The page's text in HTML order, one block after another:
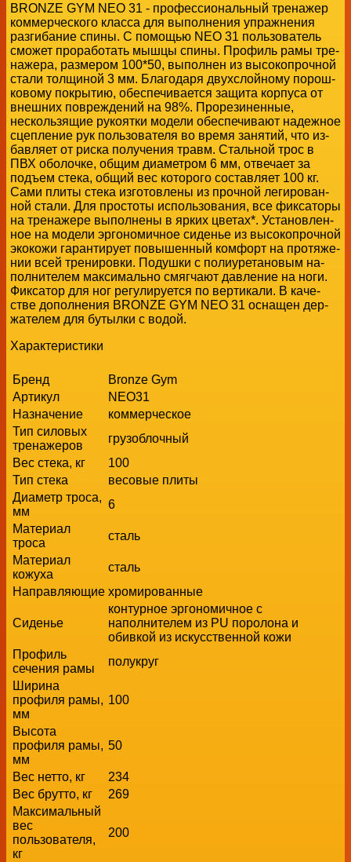
BRONZE GYM NEO 31 - про­фес­си­о­наль­ный тре­на­жер
ком­мер­че­ско­го клас­са для вы­пол­не­ния упраж­не­ния
раз­ги­ба­ние спи­ны. С по­мо­щью NEO 31 поль­зо­ва­тель
смо­жет про­ра­бо­тать мыш­цы спи­ны. Про­филь рамы тре­
на­же­ра, раз­ме­ром 100*50, вы­пол­нен из вы­со­ко­проч­ной
ста­ли тол­щи­ной 3 мм. Бла­го­да­ря двух­слой­но­му по­рош­
ко­во­му по­кры­тию, обес­пе­чи­ва­ет­ся за­щи­та кор­пу­са от
внеш­них по­вре­жде­ний на 98%. Про­ре­зи­нен­ные,
несколь­зя­щие ру­ко­ят­ки мо­де­ли обес­пе­чи­ва­ют на­деж­ное
сцеп­ле­ние рук поль­зо­ва­те­ля во вре­мя за­ня­тий, что из­
бав­ля­ет от рис­ка по­лу­че­ния травм. Сталь­ной трос в
ПВХ обо­лоч­ке, об­щим диа­мет­ром 6 мм, от­ве­ча­ет за
подъ­ем сте­ка, об­щий вес ко­то­ро­го со­став­ля­ет 100 кг.
Сами пли­ты сте­ка из­го­тов­ле­ны из проч­ной ле­ги­ро­ван­
ной ста­ли. Для про­сто­ты ис­поль­зо­ва­ния, все фик­са­то­ры
на тре­на­же­ре вы­пол­не­ны в яр­ких цве­тах*. Уста­нов­лен­
ное на мо­де­ли эр­го­но­мич­ное си­де­нье из вы­со­ко­проч­ной
эко­ко­жи га­ран­ти­ру­ет по­вы­шен­ный ком­форт на про­тя­же­
нии всей тре­ни­ров­ки. По­душ­ки с по­ли­уре­та­но­вым на­
пол­ни­те­лем мак­си­маль­но смяг­ча­ют дав­ле­ние на ноги.
Фик­са­тор для ног ре­гу­ли­ру­ет­ся по вер­ти­ка­ли. В ка­че­
стве до­пол­не­ния BRONZE GYM NEO 31 осна­щен дер­
жа­те­лем для бу­тыл­ки с во­дой.
Характеристики
Бренд
Bronze Gym
Артикул
NEO31
Назначение
коммерческое
Тип силовых
тренажеров
грузоблочный
Вес стека, кг
100
Тип стека
весовые плиты
Диаметр троса,
мм
6
Материал
троса
сталь
Материал
кожуха
сталь
Направляющие хромированные
Сиденье
контурное эргономичное с
наполнителем из PU поролона и
обивкой из искусственной кожи
Профиль
сечения рамы
полукруг
Ширина
профиля рамы,
мм
100
Высота
профиля рамы,
мм
50
Вес нетто, кг
234
Вес брутто, кг
269
Максимальный
вес
пользователя,
кг
200